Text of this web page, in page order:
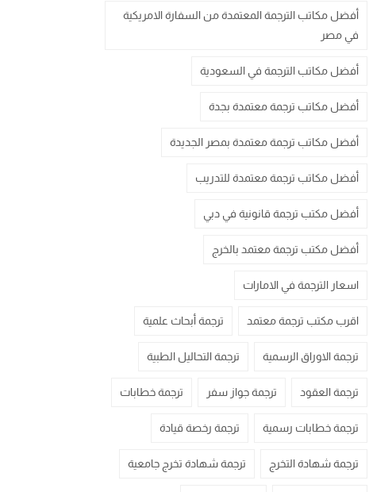
أفضل مكاتب الترجمة المعتمدة من السفارة الامريكية
في مصر
أفضل مكاتب الترجمة في السعودية
أفضل مكاتب ترجمة معتمدة بجدة
أفضل مكاتب ترجمة معتمدة بمصر الجديدة
أفضل مكاتب ترجمة معتمدة للتدريب
أفضل مكتب ترجمة قانونية في دبي
أفضل مكتب ترجمة معتمد بالخرج
اسعار الترجمة في الامارات
اقرب مكتب ترجمة معتمد ترجمة أبحاث علمية
ترجمة الاوراق الرسمية ترجمة التحاليل الطبية
ترجمة العقود ترجمة جواز سفر ترجمة خطابات
ترجمة خطابات رسمية ترجمة رخصة قيادة
ترجمة شهادة التخرج ترجمة شهادة تخرج جامعية